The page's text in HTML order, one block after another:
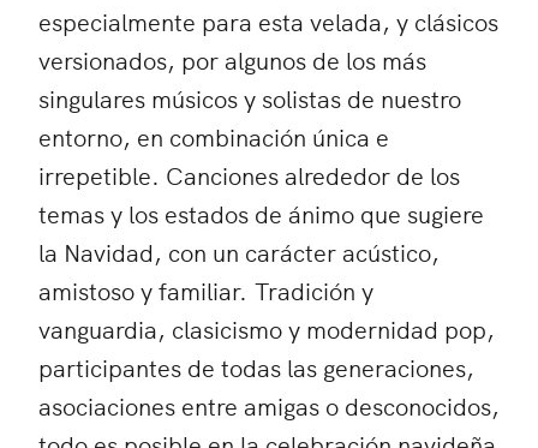
especialmente para esta velada, y clásicos
versionados, por algunos de los más
singulares músicos y solistas de nuestro
entorno, en combinación única e
irrepetible. Canciones alrededor de los
temas y los estados de ánimo que sugiere
la Navidad, con un carácter acústico,
amistoso y familiar. Tradición y
vanguardia, clasicismo y modernidad pop,
participantes de todas las generaciones,
asociaciones entre amigas o desconocidos,